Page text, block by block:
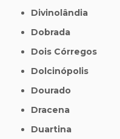
Divinolândia
Dobrada
Dois Córregos
Dolcinópolis
Dourado
Dracena
Duartina